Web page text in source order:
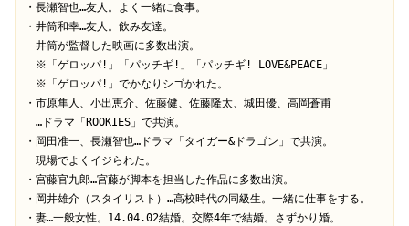
・長瀬智也…友人。よく一緒に食事。
・井筒和幸…友人。飲み友達。
井筒が監督した映画に多数出演。
※「ゲロッパ!」「パッチギ!」「パッチギ! LOVE&PEACE」
※「ゲロッパ!」でかなりシゴかれた。
・市原隼人、小出恵介、佐藤健、佐藤隆太、城田優、高岡蒼甫
…ドラマ「ROOKIES」で共演。
・岡田准一、長瀬智也…ドラマ「タイガー&ドラゴン」で共演。
現場でよくイジられた。
・宮藤官九郎…宮藤が脚本を担当した作品に多数出演。
・岡井雄介（スタイリスト）…高校時代の同級生。一緒に仕事をする。
・妻…一般女性。14.04.02結婚。交際4年で結婚。さずかり婚。